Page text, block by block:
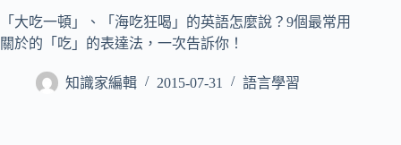
「大吃一頓」、「海吃狂喝」的英語怎麼說？9個最常用
關於的「吃」的表達法，一次告訴你！
知識家編輯 2015-07-31 語言學習